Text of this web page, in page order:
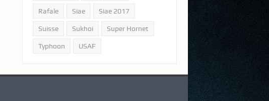
Rafale Siae Siae 2017
Suisse Sukhoi Super Hornet
Typhoon USAF